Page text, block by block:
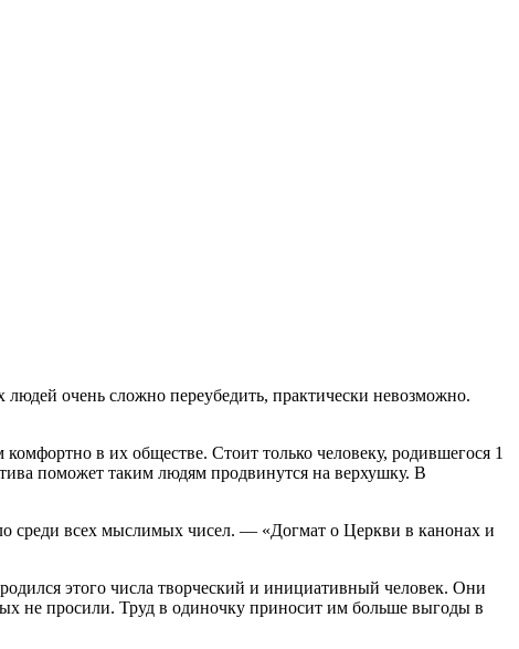
очень сложно переубедить, практически невозможно.
в их обществе. Стоит только человеку, родившегося 1
поможет таким людям продвинутся на верхушку. В
среди всех мыслимых чисел. — «Догмат о Церкви в канонах и
этого числа творческий и инициативный человек. Они
не просили. Труд в одиночку приносит им больше выгоды в